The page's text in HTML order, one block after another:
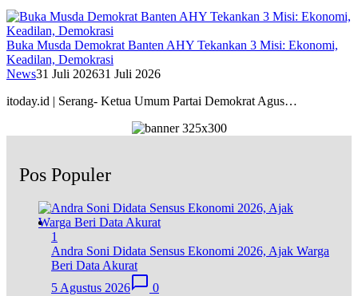
Buka Musda Demokrat Banten AHY Tekankan 3 Misi: Ekonomi,
Keadilan, Demokrasi
News31 Juli 202631 Juli 2026
itoday.id | Serang- Ketua Umum Partai Demokrat Agus…
Pos Populer
1
Andra Soni Didata Sensus Ekonomi 2026, Ajak Warga
Beri Data Akurat
5 Agustus 2026
0